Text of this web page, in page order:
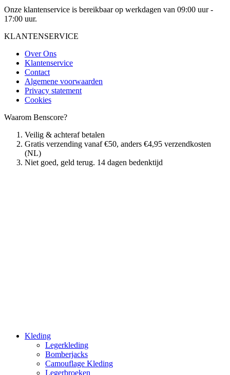
Onze klantenservice is bereikbaar op werkdagen van 09:00 uur -
17:00 uur.
KLANTENSERVICE
Over Ons
Klantenservice
Contact
Algemene voorwaarden
Privacy statement
Cookies
Waarom Benscore?
Veilig & achteraf betalen
Gratis verzending vanaf €50, anders €4,95 verzendkosten
(NL)
Niet goed, geld terug. 14 dagen bedenktijd
Kleding
Legerkleding
Bomberjacks
Camouflage Kleding
Legerbroeken